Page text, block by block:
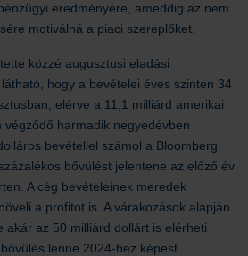
eredményére, ameddig az nem
motiválná a piaci szereplőket.
közzé augusztusi eladási
hogy a bevételei éves szinten 34
elérve a 11,1 milliárd amerikai
végződő harmadik negyedévben
bevétellel számol a Bloomberg
bővülést jelentene az előző év
A cég bevételeinek meredek
a profitot is. A várakozások alapján
akár az 50 milliárd dollárt is elérheti
lenne 2024-hez képest.